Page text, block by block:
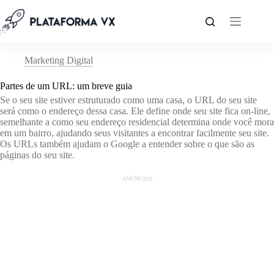
para
o
Marketing Digital
Partes de um URL: um breve guia
Se o seu site estiver estruturado como uma casa, o URL do seu site
será como o endereço dessa casa. Ele define onde seu site fica on-line,
semelhante a como seu endereço residencial determina onde você mora
em um bairro, ajudando seus visitantes a encontrar facilmente seu site.
Os URLs também ajudam o Google a entender sobre o que são as
páginas do seu site.
ANÚNCIOS